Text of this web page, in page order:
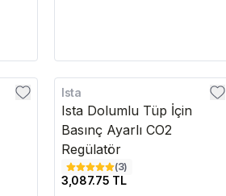
Kargo Bedava
Ista
Ista Dolumlu Tüp İçin
Basınç Ayarlı CO2
Regülatör
(3)
3,087.75 TL